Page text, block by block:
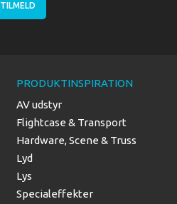
TILMELD
PRODUKTINSPIRATION
AV udstyr
Flightcase & Transport
Hardware, Scene & Truss
Lyd
Lys
Specialeffekter